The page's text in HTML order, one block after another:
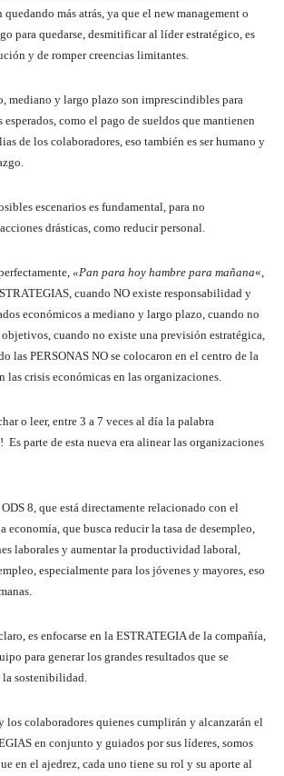
quedando más atrás, ya que el new management o
para quedarse, desmitificar al líder estratégico, es
y de romper creencias limitantes.
mediano y largo plazo son imprescindibles para
como el pago de sueldos que mantienen
de los colaboradores, eso también es ser humano y
escenarios es fundamental, para no
drásticas, como reducir personal.
«Pan para hoy hambre para mañana«,
cuando NO existe responsabilidad y
económicos a mediano y largo plazo, cuando no
cuando no existe una previsión estratégica,
las PERSONAS NO se colocaron en el centro de la
las crisis económicas en las organizaciones.
o leer, entre 3 a 7 veces al día la palabra
parte de esta nueva era alinear las organizaciones
8, que está directamente relacionado con el
que busca reducir la tasa de desempleo,
laborales y aumentar la productividad laboral,
especialmente para los jóvenes y mayores, eso
es enfocarse en la ESTRATEGIA de la compañía,
para generar los grandes resultados que se
sostenibilidad.
los colaboradores quienes cumplirán y alcanzarán el
en conjunto y guiados por sus líderes, somos
en el ajedrez, cada uno tiene su rol y su aporte al